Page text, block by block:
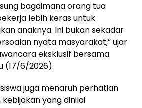
bagaimana orang tua
lebih keras untuk
anaknya. Ini bukan sekadar
nyata masyarakat,” ujar
eksklusif bersama
(17/6/2026).
juga menaruh perhatian
yang dinilai